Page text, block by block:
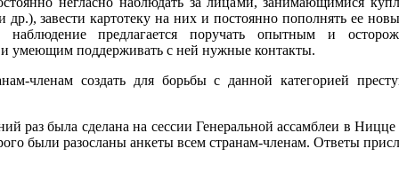
завести картотеку на них и постоянно пополнять ее
наблюдение предлагается поручать опытным и
умеющим поддерживать с ней нужные контакты.
членам создать для борьбы с данной категорией
раз была сделана на сессии Генеральной ассамблеи в
были разосланы анкеты всем странам-членам. Ответы